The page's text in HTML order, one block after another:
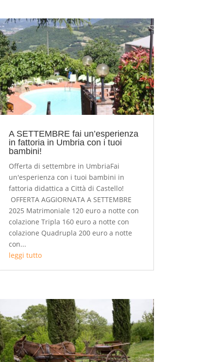
A SETTEMBRE fai un’esperienza
in fattoria in Umbria con i tuoi
bambini!
Offerta di settembre in UmbriaFai
un'esperienza con i tuoi bambini in
fattoria didattica a Città di Castello!
OFFERTA AGGIORNATA A SETTEMBRE
2025 Matrimoniale 120 euro a notte con
colazione Tripla 160 euro a notte con
colazione Quadrupla 200 euro a notte
con...
leggi tutto